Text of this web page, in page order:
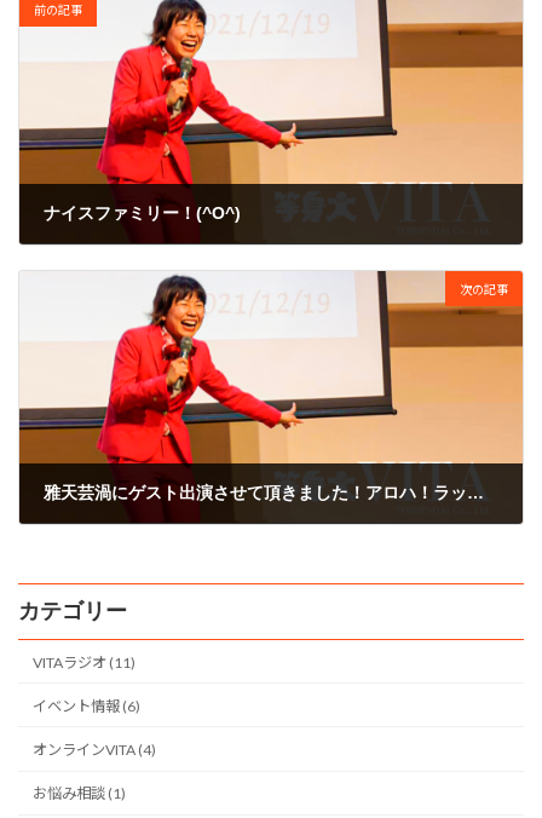
前の記事
ナイスファミリー！(^O^)
次の記事
雅天芸渦にゲスト出演させて頂きました！アロハ！ラッキーッ！
カテゴリー
VITAラジオ (11)
イベント情報 (6)
オンラインVITA (4)
お悩み相談 (1)